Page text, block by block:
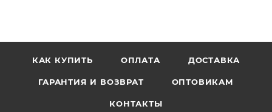
КАК КУПИТЬ ОПЛАТА ДОСТАВКА
ГАРАНТИЯ И ВОЗВРАТ ОПТОВИКАМ
КОНТАКТЫ